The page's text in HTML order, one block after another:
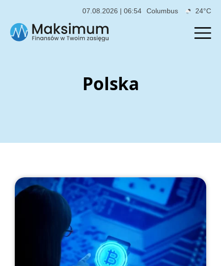
07.08.2026 | 06:54 Columbus 24°C
Polska